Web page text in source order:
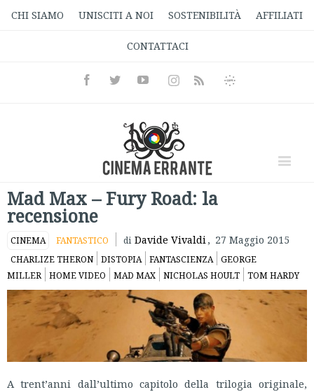
CHI SIAMO UNISCITI A NOI SOSTENIBILITÀ AFFILIATI
CONTATTACI
FacebookTwitterYoutubeInstagramRss
Informativa
Mad Max – Fury Road: la
recensione
CINEMA FANTASTICO di Davide Vivaldi, 27 Maggio 2015
CHARLIZE THERON DISTOPIA FANTASCIENZA
GEORGE
MILLER
HOME VIDEO MAD MAX NICHOLAS HOULT TOM HARDY
A trent’anni dall’ultimo capitolo della trilogia originale,